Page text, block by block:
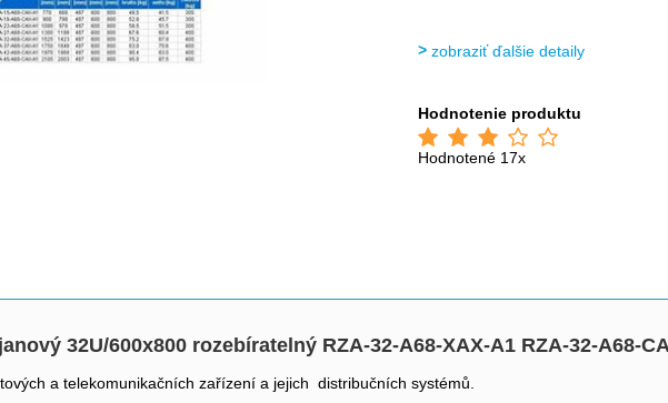
zobraziť ďalšie detaily
Hodnotenie produktu
Hodnotené 17x
32U/600x800 rozebíratelný RZA-32-A68-XAX-A1 RZA-32-A68-
a telekomunikačních zařízení a jejich distribučních systémů.